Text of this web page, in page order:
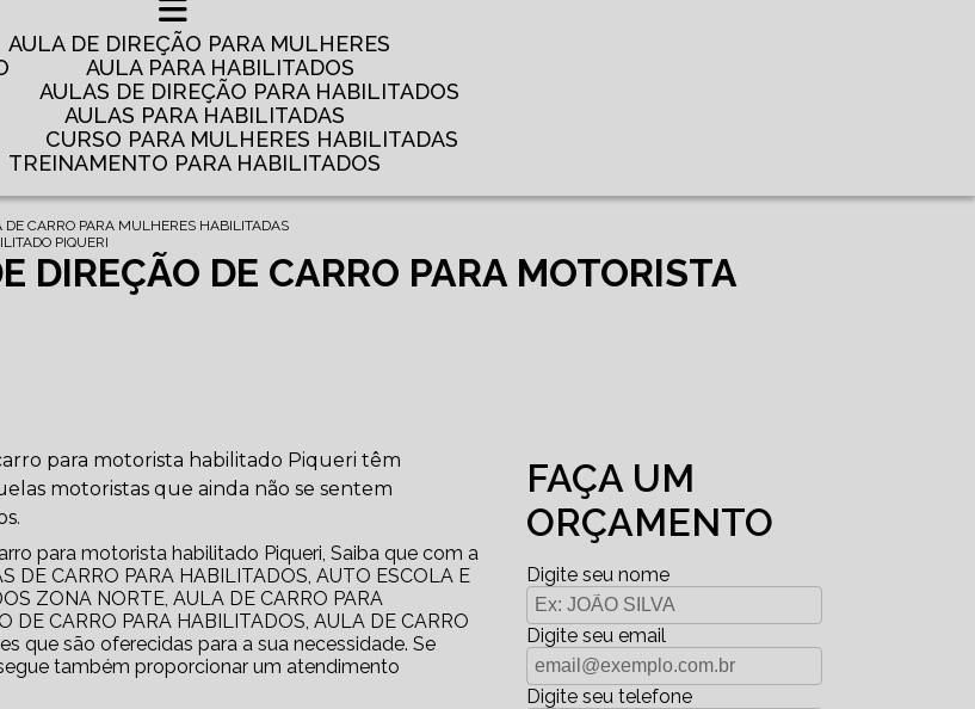
AULA DE DIREÇÃO PARA MULHERES
AULA PARA HABILITADOS
AULAS DE DIREÇÃO PARA HABILITADOS
AULAS PARA HABILITADAS
CURSO PARA MULHERES HABILITADAS
TREINAMENTO PARA HABILITADOS
DE CARRO PARA MULHERES HABILITADAS
PIQUERI
DIREÇÃO DE CARRO PARA MOTORISTA
para motorista habilitado Piqueri têm
motoristas que ainda não se sentem
para motorista habilitado Piqueri, Saiba que com a
CARRO PARA HABILITADOS, AUTO ESCOLA E
ZONA NORTE, AULA DE CARRO PARA
DE CARRO PARA HABILITADOS, AULA DE CARRO
que são oferecidas para a sua necessidade. Se
também proporcionar um atendimento
FAÇA UM
ORÇAMENTO
Digite seu nome
Digite seu email
Digite seu telefone